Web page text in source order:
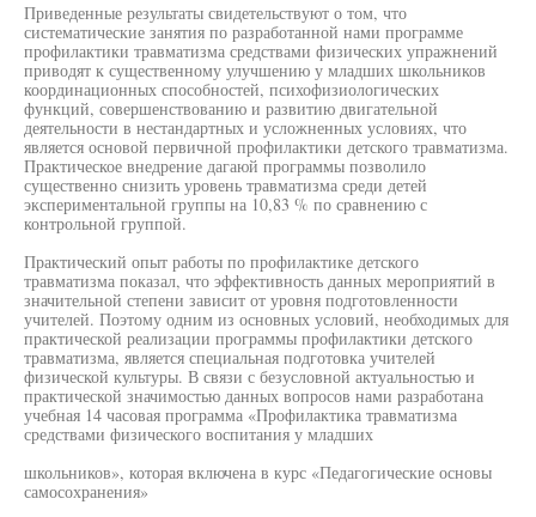
Приведенные результаты свидетельствуют о том, что
систематические занятия по разработанной нами программе
профилактики травматизма средствами физических упражнений
приводят к существенному улучшению у младших школьников
координационных способностей, психофизиологических
функций, совершенствованию и развитию двигательной
деятельности в нестандартных и усложненных условиях, что
является основой первичной профилактики детского травматизма.
Практическое внедрение дагаюй программы позволило
существенно снизить уровень травматизма среди детей
экспериментальной группы на 10,83 % по сравнению с
контрольной группой.
Практический опыт работы по профилактике детского
травматизма показал, что эффективность данных мероприятий в
значительной степени зависит от уровня подготовленности
учителей. Поэтому одним из основных условий, необходимых для
практической реализации программы профилактики детского
травматизма, является специальная подготовка учителей
физической культуры. В связи с безусловной актуальностью и
практической значимостью данных вопросов нами разработана
учебная 14 часовая программа «Профилактика травматизма
средствами физического воспитания у младших
школьников», которая включена в курс «Педагогические основы
самосохранения»